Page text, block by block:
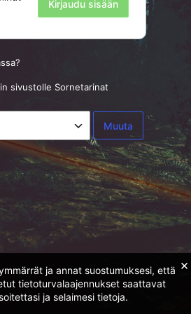
sivustolle Sornetarinat
ja annat suostumuksesi, että
tietoturvalaajennukset saattavat
ja selaimesi tietoja.
×